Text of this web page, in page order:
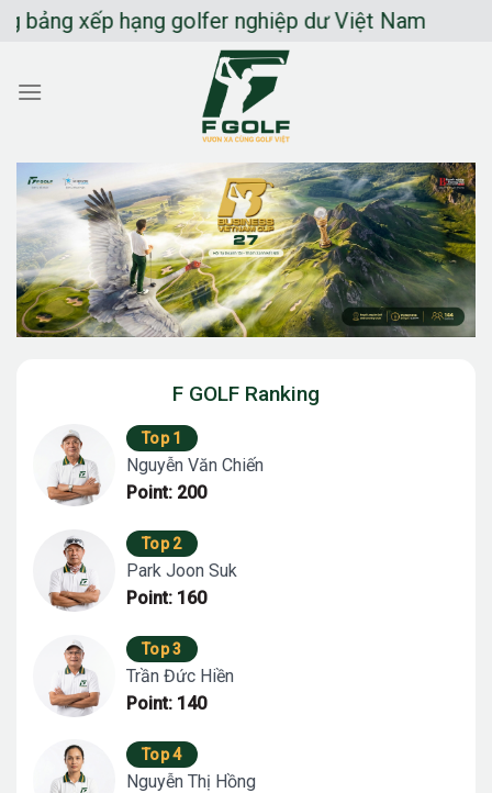
Chuyển
dung
xếp hạng golfer nghiệp dư Việt Nam
F GOLF Ranking
Top 1
Nguyễn Văn Chiến
Point: 200
Top 2
Park Joon Suk
Point: 160
Top 3
Trần Đức Hiền
Point: 140
Top 4
Nguyễn Thị Hồng